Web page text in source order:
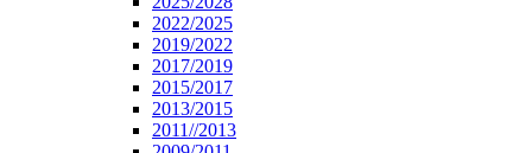
2022/2025
2019/2022
2017/2019
2015/2017
2013/2015
2011//2013